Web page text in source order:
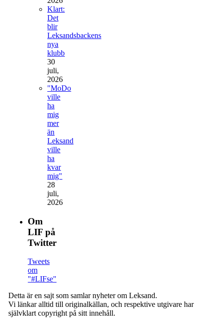
Klart:
Det
blir
Leksandsbackens
nya
klubb
30
juli,
2026
"MoDo
ville
ha
mig
mer
än
Leksand
ville
ha
kvar
mig"
28
juli,
2026
Om
LIF på
Twitter
Tweets
om
"#LIFse"
Detta är en sajt som samlar nyheter om Leksand.
Vi länkar alltid till originalkällan, och respektive utgivare har
självklart copyright på sitt innehåll.